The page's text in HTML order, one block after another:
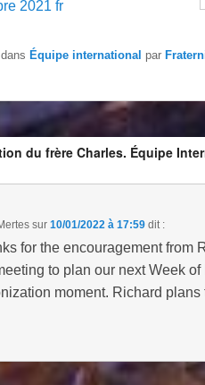
2021 fr
Équipe international par
du frère Charles. Équipe
sur 10/01/2022 à 17:59 dit :
for the encouragement from
to plan our next Week
moment. Richard plans